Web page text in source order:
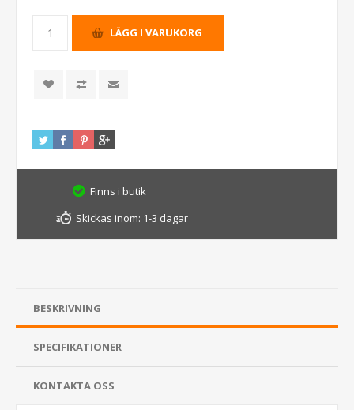
Finns i butik
Skickas inom: 1-3 dagar
BESKRIVNING
SPECIFIKATIONER
KONTAKTA OSS